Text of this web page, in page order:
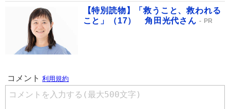
【特別読物】「救うこと、救われる
こと」（17） 角田光代さん
PR